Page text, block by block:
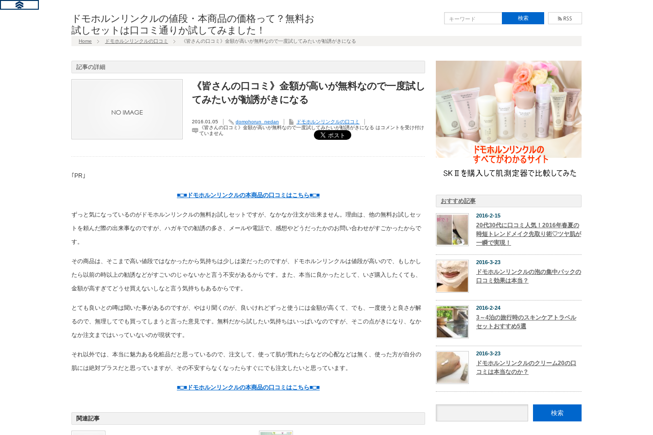
ドモホルンリンクルの値段・本商品の価格って？無料お
試しセットは口コミ通りか試してみました！
Home ドモホルンリンクルの口コミ 《皆さんの口コミ》金額が高いが無料なので一度試してみたいが勧誘がきになる
記事の詳細
《皆さんの口コミ》金額が高いが無料なので一度試し
てみたいが勧誘がきになる
2016.01.05 domohorun_nedan
ドモホルンリンクルの口コミ
《皆さんの口コミ》金額が高いが無料なので一度試してみたいが勧誘がきになる はコメントを受け付け
ていません
｢PR｣
■□■ドモホルンリンクルの本商品の口コミはこちら■□■
ずっと気になっているのがドモホルンリンクルの無料お試しセットですが、なかなか注文が出来ません。理由は、他の無料お試しセッ
トを頼んだ際の出来事なのですが、ハガキでの勧誘の多さ、メールや電話で、感想やどうだったかのお問い合わせがすごかったからで
す。
その商品は、そこまで高い値段ではなかったから気持ちは少しは楽だったのですが、ドモホルンリンクルは値段が高いので、もしかし
たら以前の時以上の勧誘などがすごいのじゃないかと言う不安があるからです。また、本当に良かったとして、いざ購入したくても、
金額が高すぎてどうせ買えないしなと言う気持ちもあるからです。
とても良いとの噂は聞いた事があるのですが、やはり聞くのが、良いけれどずっと使うには金額が高くて、でも、一度使うと良さが解
るので、無理してでも買ってしまうと言った意見です。無料だから試したい気持ちはいっぱいなのですが、そこの点がきになり、なか
なか注文まではいっていないのが現状です。
それ以外では、本当に魅力ある化粧品だと思っているので、注文して、使って肌が荒れたらなどの心配などは無く、使った方が自分の
肌には絶対プラスだと思っていますが、その不安すらなくなったらすぐにでも注文したいと思っています。
■□■ドモホルンリンクルの本商品の口コミはこちら■□■
関連記事
おすすめ記事
2016-2-15
20代30代に口コミ人気！2016年春夏の
時短トレンドメイク先取り術♡ツヤ肌が
一瞬で実現！
2016-3-23
ドモホルンリンクルの泡の集中パックの
口コミ効果は本当？
2016-2-24
3～4泊の旅行時のスキンケアトラベル
セットおすすめ5選
2016-3-23
ドモホルンリンクルのクリーム20の口
コミは本当なのか？